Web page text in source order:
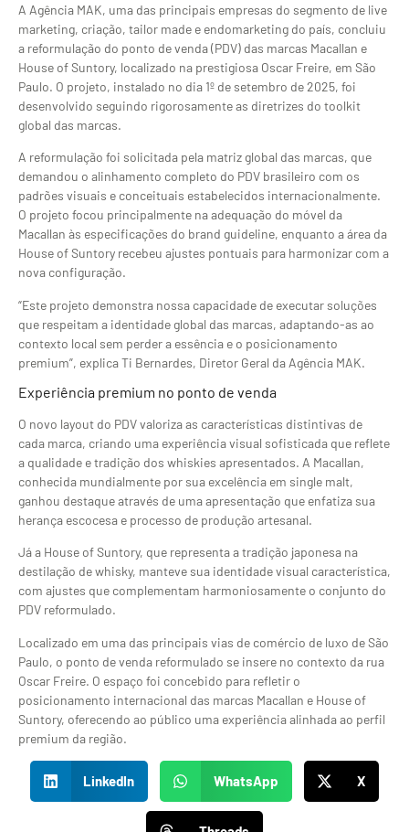
A Agência MAK, uma das principais empresas do segmento de live
marketing, criação, tailor made e endomarketing do país, concluiu
a reformulação do ponto de venda (PDV) das marcas Macallan e
House of Suntory, localizado na prestigiosa Oscar Freire, em São
Paulo. O projeto, instalado no dia 1º de setembro de 2025, foi
desenvolvido seguindo rigorosamente as diretrizes do toolkit
global das marcas.
A reformulação foi solicitada pela matriz global das marcas, que
demandou o alinhamento completo do PDV brasileiro com os
padrões visuais e conceituais estabelecidos internacionalmente.
O projeto focou principalmente na adequação do móvel da
Macallan às especificações do brand guideline, enquanto a área da
House of Suntory recebeu ajustes pontuais para harmonizar com a
nova configuração.
“Este projeto demonstra nossa capacidade de executar soluções
que respeitam a identidade global das marcas, adaptando-as ao
contexto local sem perder a essência e o posicionamento
premium”, explica Ti Bernardes, Diretor Geral da Agência MAK.
Experiência premium no ponto de venda
O novo layout do PDV valoriza as características distintivas de
cada marca, criando uma experiência visual sofisticada que reflete
a qualidade e tradição dos whiskies apresentados. A Macallan,
conhecida mundialmente por sua excelência em single malt,
ganhou destaque através de uma apresentação que enfatiza sua
herança escocesa e processo de produção artesanal.
Já a House of Suntory, que representa a tradição japonesa na
destilação de whisky, manteve sua identidade visual característica,
com ajustes que complementam harmoniosamente o conjunto do
PDV reformulado.
Localizado em uma das principais vias de comércio de luxo de São
Paulo, o ponto de venda reformulado se insere no contexto da rua
Oscar Freire. O espaço foi concebido para refletir o
posicionamento internacional das marcas Macallan e House of
Suntory, oferecendo ao público uma experiência alinhada ao perfil
premium da região.
LinkedIn WhatsApp X